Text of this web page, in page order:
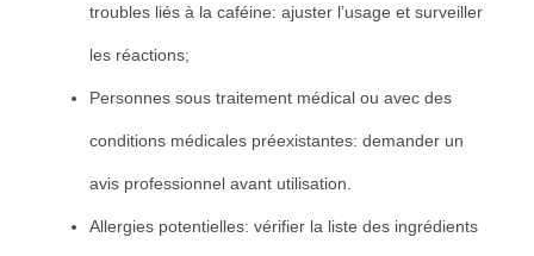
troubles liés à la caféine: ajuster l’usage et surveiller
les réactions;
Personnes sous traitement médical ou avec des
conditions médicales préexistantes: demander un
avis professionnel avant utilisation.
Allergies potentielles: vérifier la liste des ingrédients